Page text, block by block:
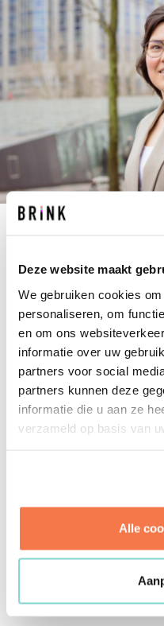
Deze website maakt
We gebruiken cookies
personaliseren, om
en om ons
informatie over uw
partners voor social
partners kunnen deze
informatie die u aan ze
verzameld op basis van
Alle
Anouk voelt zich als
Brink. Met een Master
and Engineering op
project-, proces- en
vindt het heerlijk om
eventuele chaos.
haar vermogen om
analyseren en zo te
van onze
zwemster is ze ook
springen. En ook bij
om inzicht te krijgen